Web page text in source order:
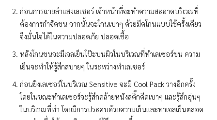
ก่อนการฉายลำแสงเลเซอร์ เจ้าหน้าที่จะทำความสะอาดบริเวณที่
ต้องการกำจัดขน จากนั้นจะโกนเบาๆ ด้วยมีดโกนแบบใช้ครั้งเดียว
จึงมั่นใจได้ในความปลอดภัย ปลอดเชื้อ
หลังโกนขนจะมีเจลเย็นโป๊ะบนผิวในบริเวณที่ทำเลเซอร์ขน ความ
เย็นจะทำให้รู้สึกสบายๆ ในระหว่างทำเลเซอร์
ก่อนยิงเลเซอร์ในบริเวณ Sensitive จะมี Cool Pack วางอีกครั้ง
โดยในขณะทำเลเซอร์จะรู้สึกคล้ายหนังสติ๊กดีดเบาๆ และรู้สึกอุ่นๆ
ในบริเวณที่ทำ โดยมีการประคบด้วยความเย็นและทาเจลเย็นตลอด